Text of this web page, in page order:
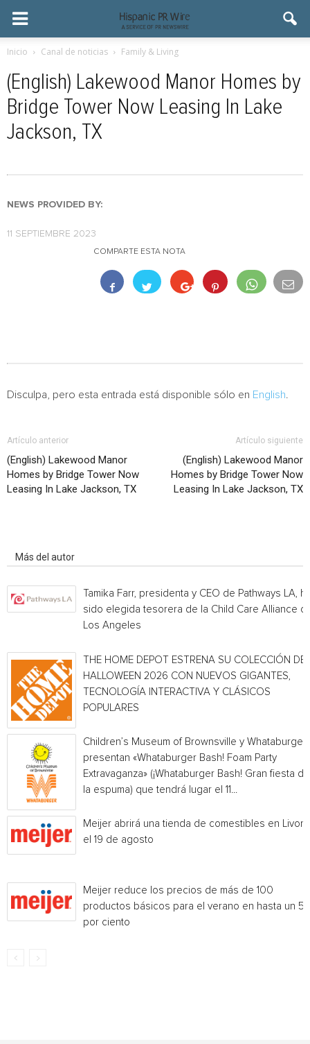
Inicio Canal de noticias Family & Living
(English) Lakewood Manor Homes by
Bridge Tower Now Leasing In Lake
Jackson, TX
NEWS PROVIDED BY:
11 SEPTIEMBRE 2023
COMPARTE ESTA NOTA
Disculpa, pero esta entrada está disponible sólo en English
Artículo anterior
(English) Lakewood Manor
Homes by Bridge Tower Now
Leasing In Lake Jackson, TX
Artículo siguiente
(English) Lakewood Manor
Homes by Bridge Tower Now
Leasing In Lake Jackson, TX
Más del autor
Tamika Farr, presidenta y CEO de Pathways LA,
sido elegida tesorera de la Child Care Alliance of
Los Angeles
THE HOME DEPOT ESTRENA SU COLECCIÓN DE
HALLOWEEN 2026 CON NUEVOS GIGANTES,
TECNOLOGÍA INTERACTIVA Y CLÁSICOS
POPULARES
Children’s Museum of Brownsville y Whataburger
presentan «Whataburger Bash! Foam Party
Extravaganza» (¡Whataburger Bash! Gran fiesta de
la espuma) que tendrá lugar el 11...
Meijer abrirá una tienda de comestibles en
el 19 de agosto
Meijer reduce los precios de más de 100
productos básicos para el verano en hasta un
por ciento